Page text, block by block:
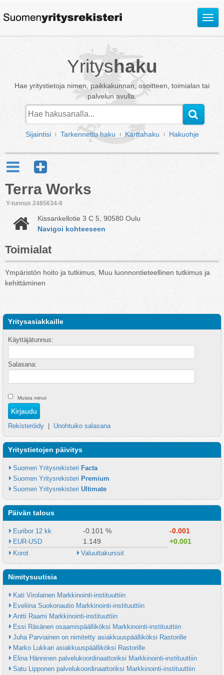
Avaa
Yrityshaku
Hae yritystietoja nimen, paikkakunnan, osoitteen, toimialan tai
palvelun avulla.
Sijaintisi Tarkennettu haku Karttahaku Hakuohje
Terra Works
Y-tunnus 2485634-8
Kissankellotie 3 C 5, 90580 Oulu
Navigoi kohteeseen
Toimialat
Ympäristön hoito ja tutkimus, Muu luonnontieteellinen tutkimus ja
kehittäminen
Yritysasiakkaille
Käyttäjätunnus:
Salasana:
Muista minut
Rekisteröidy Unohtuiko salasana
Yritystietojen päivitys
Suomen Yritysrekisteri Facta
Suomen Yritysrekisteri Premium
Suomen Yritysrekisteri Ultimate
Päivän talous
Euribor 12 kk -0.101 % -0.001
EUR-USD 1.149 +0.001
Korot Valuuttakurssit
Nimitysuutisia
Kati Virolainen Markkinointi-instituuttiin
Eveliina Suokonautio Markkinointi-instituuttiin
Antti Raami Markkinointi-instituuttiin
Essi Räsänen osaamispäälliköksi Markkinointi-instituuttiin
Juha Parviainen on nimitetty asiakkuuspäälliköksi Rastorille
Marko Lukkari asiakkuuspäälliköksi Rastorille
Elina Hänninen palvelukoordinaattoriksi Markkinointi-instituuttiin
Satu Lipponen palvelukoordinaattoriksi Markkinointi-instituuttiin